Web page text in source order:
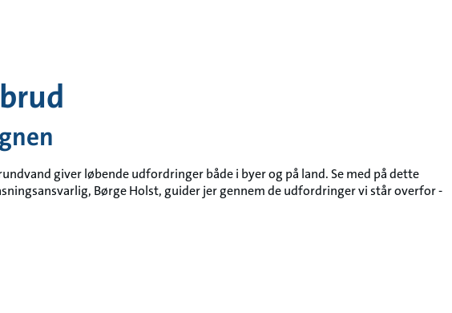
giver løbende udfordringer både i byer og på land. Se med på dette
Børge Holst, guider jer gennem de udfordringer vi står overfor -